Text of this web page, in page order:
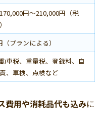
円〜210,000円（税
（プランによる）
車税、重量税、登録料、自
、車検、点検など
費用や消耗品代も込みに